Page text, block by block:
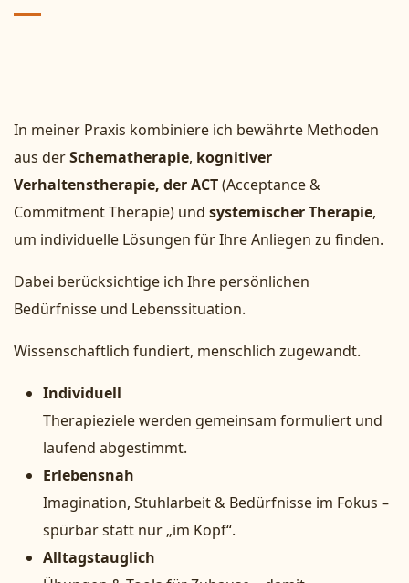
In meiner Praxis kombiniere ich bewährte Methoden
aus derSchematherapie, kognitiver
Verhaltenstherapie, der ACT(Acceptance &
Commitment Therapie) und systemischer Therapie,
um individuelle Lösungen für Ihre Anliegen zu finden.
Dabei berücksichtige ich Ihre persönlichen
Bedürfnisse und Lebenssituation.
Wissenschaftlich fundiert, menschlich zugewandt.
Individuell
Therapieziele werden gemeinsam formuliert und
laufend abgestimmt.
Erlebensnah
Imagination, Stuhlarbeit & Bedürfnisse im Fokus –
spürbar statt nur „im Kopf“.
Alltagstauglich